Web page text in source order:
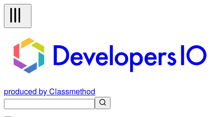
produced by Classmethod